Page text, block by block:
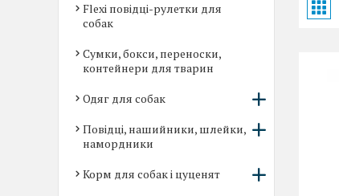
Flexi повідці-рулетки для
собак
Сумки, бокси, переноски,
контейнери для тварин
Одяг для собак
Повідці, нашийники, шлейки,
намордники
Корм для собак і цуценят